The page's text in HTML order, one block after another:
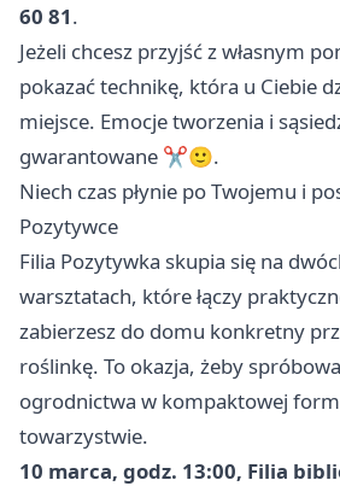
60 81.
Jeżeli chcesz przyjść z własnym
pokazać technikę, która u Ciebie
miejsce. Emocje tworzenia i
gwarantowane ✂️🙂.
Niech czas płynie po Twojemu i
Pozytywce
Filia Pozytywka skupia się na
warsztatach, które łączy
zabierzesz do domu konkretny
roślinkę. To okazja, żeby
ogrodnictwa w kompaktowej
towarzystwie.
10 marca, godz. 13:00, Filia